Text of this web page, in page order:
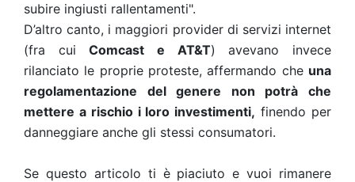
subire ingiusti rallentamenti".
D’altro canto, i maggiori provider di servizi internet
(fra cuiComcast e AT&T) avevano invece
rilanciato le proprie proteste, affermando che una
regolamentazione del genere non potrà che
mettere a rischio i loro investimenti, finendo per
danneggiare anche gli stessi consumatori.
Se questo articolo ti è piaciuto e vuoi rimanere